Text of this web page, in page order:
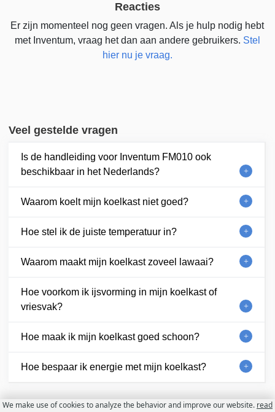
Reacties
Er zijn momenteel nog geen vragen. Als je hulp nodig hebt
met Inventum, vraag het dan aan andere gebruikers. Stel
hier nu je vraag.
Veel gestelde vragen
Is de handleiding voor Inventum FM010 ook
beschikbaar in het Nederlands?
Waarom koelt mijn koelkast niet goed?
Hoe stel ik de juiste temperatuur in?
Waarom maakt mijn koelkast zoveel lawaai?
Hoe voorkom ik ijsvorming in mijn koelkast of
vriesvak?
Hoe maak ik mijn koelkast goed schoon?
Hoe bespaar ik energie met mijn koelkast?
We make use of cookies to analyze the behavior and improve our website. read